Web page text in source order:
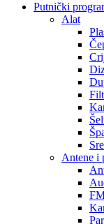
Putnički
Alat
Antene i